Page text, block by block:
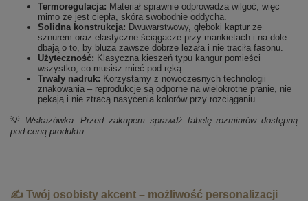
Termoregulacja: Materiał sprawnie odprowadza wilgoć, więc
mimo że jest ciepła, skóra swobodnie oddycha.
Solidna konstrukcja: Dwuwarstwowy, głęboki kaptur ze
sznurem oraz elastyczne ściągacze przy mankietach i na dole
dbają o to, by bluza zawsze dobrze leżała i nie traciła fasonu.
Użyteczność: Klasyczna kieszeń typu kangur pomieści
wszystko, co musisz mieć pod ręką.
Trwały nadruk: Korzystamy z nowoczesnych technologii
znakowania – reprodukcje są odporne na wielokrotne pranie, nie
pękają i nie ztracą nasycenia kolorów przy rozciąganiu.
💡
Wskazówka: Przed zakupem sprawdź tabelę rozmiarów dostępną
pod ceną produktu.
✍️ Twój osobisty akcent – możliwość personalizacji